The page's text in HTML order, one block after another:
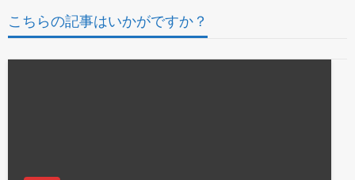
ゲ
ー
シ
こちらの記事はいかがですか？